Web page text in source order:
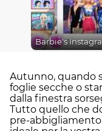
Autunno, quando
foglie secche o
dalla finestra
Tutto quello che
pre-